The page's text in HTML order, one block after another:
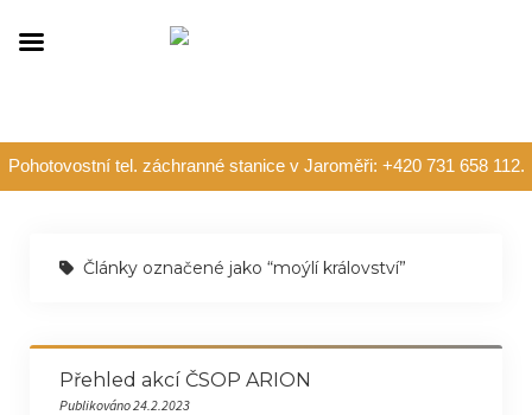
Pohotovostní tel. záchranné stanice v Jaroměři: +420 731 658 112.
Články označené jako “moýlí království”
Přehled akcí ČSOP ARION
Publikováno 24.2.2023